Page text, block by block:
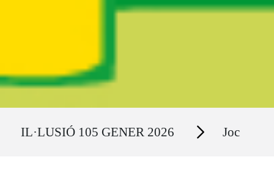
IL·LUSIÓ 105 GENER 2026 Secciones Joc